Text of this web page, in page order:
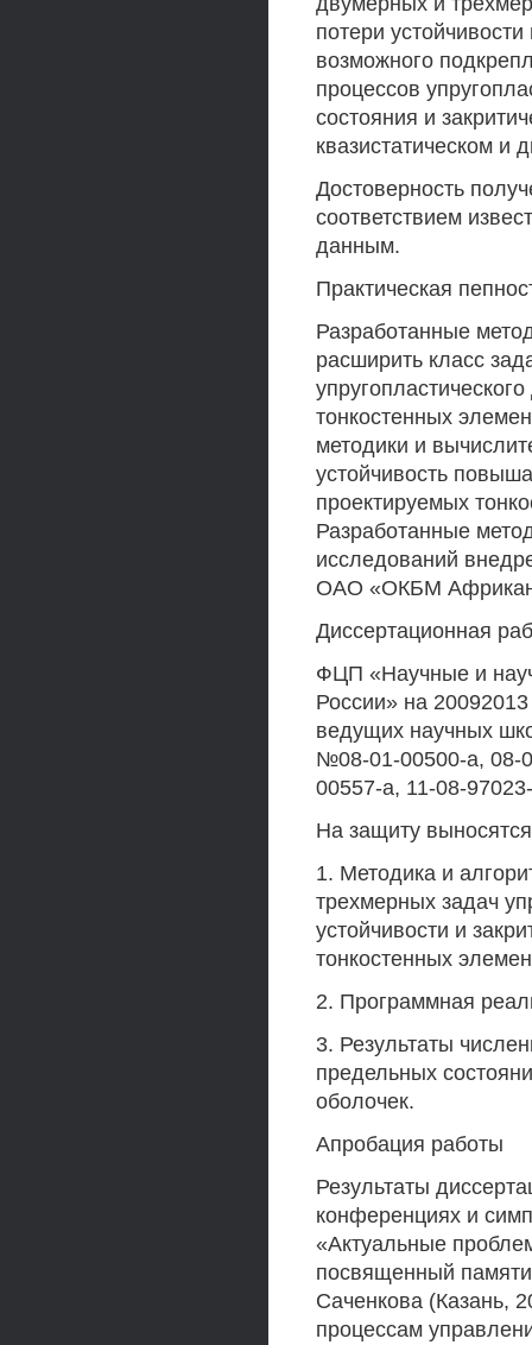
потери
возможного
процессов
состояния и
квазистатическом и
Достоверность
соответствием
данным.
Практическая
Разработанные
расширить класс
тонкостенных
методики и
устойчивость
проектируемых
Разработанные
исследований
ОАО «ОКБМ
Диссертационная
ФЦП «Научные и
России» на
ведущих научных
№08-01-00500-а, 08-
00557-а, 11-08-
На защиту
1. Методика и
трехмерных задач
устойчивости и
тонкостенных
2. Программная
3. Результаты
предельных
оболочек.
Апробация работы
Результаты
конференциях и
«Актуальные
посвященный
Саченкова (Казань,
процессам